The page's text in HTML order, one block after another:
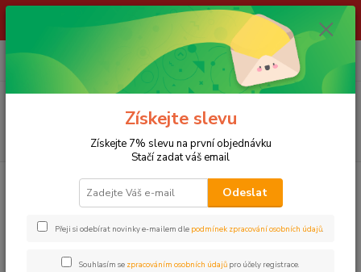
ŽIVÉ NÁSTRAHY !!! NEPOSÍLÁME !!! - ODBĚR POUZE NA NAŠÍ
Menu
za
HÁČKY, KARABINKY A OBRATLÍKY Karabinky
Karabinky
Získejte slevu
Získejte 7% slevu na první objednávku
Stačí zadat váš email
Odeslat
Přeji si odebírat novinky e-mailem dle podmínek zpracování osobních údajů.
Souhlasím se zpracováním osobních údajů pro účely registrace.